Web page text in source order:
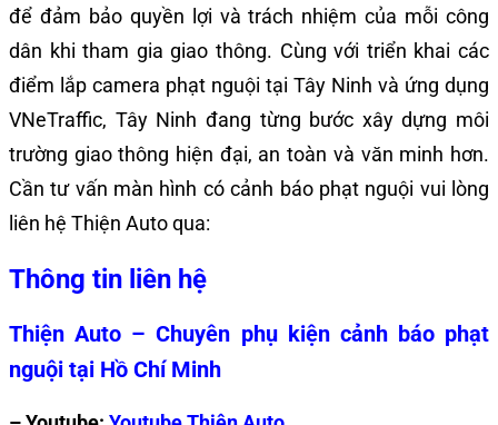
để đảm bảo quyền lợi và trách nhiệm của mỗi công
dân khi tham gia giao thông. Cùng với triển khai các
điểm lắp camera phạt nguội tại Tây Ninh và ứng dụng
VNeTraffic, Tây Ninh đang từng bước xây dựng môi
trường giao thông hiện đại, an toàn và văn minh hơn.
Cần tư vấn màn hình có cảnh báo phạt nguội vui lòng
liên hệ Thiện Auto qua:
Thông tin liên hệ
Thiện Auto – Chuyên phụ kiện cảnh báo phạt
nguội tại Hồ Chí Minh